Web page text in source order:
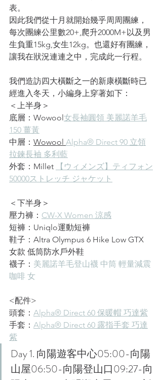
表。
因此我們從十月就開始幾乎周周團練，
每次團練公里數20+,爬升2000M+以及男
生負重15kg,女生12kg。也還好有團練，
讓我在狀況連連之中，完成此一行程。
我們造訪四大橫斷之一的新康橫斷時已
經進入冬天，小編身上穿著如下：
＜上半身＞
底層：Wowool 女長袖圓領 美麗諾羊毛
150 薑黃
中層： Wowool Alpha® Direct 90 立領
拉鍊長袖 多利藍
外套：Millet
【ウィメンズ】ティフォン
50000ストレッチ ジャケット
＜下半身＞
壓力褲： CW-X Women 涼感
短褲：Uniqlo運動短褲
鞋子： Altra Olympus 6 Hike Low GTX
女款 低筒防水戶外鞋
襪子： 美麗諾羊毛登山襪 中筒 輕量減震
咖啡 女
<配件>
頭套： Alpha® Direct 60 保暖帽 巧達紫
手套： Alpha® Direct 60 露指手套 巧達
紫
Day 1. 向陽遊客中心05:00-向陽
山屋06:50-向陽登山口09:27-向